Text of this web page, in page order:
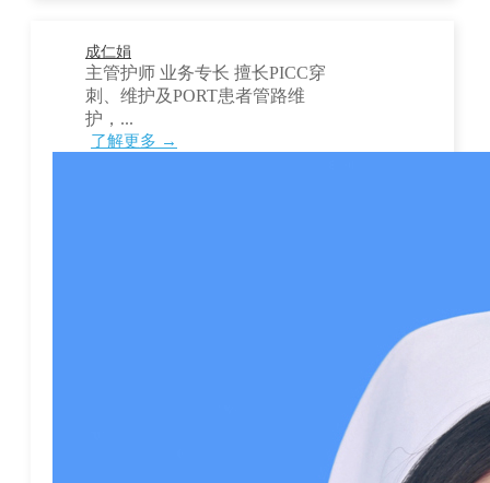
成仁娟
主管护师 业务专长 擅长PICC穿
刺、维护及PORT患者管路维
护，...
了解更多 →